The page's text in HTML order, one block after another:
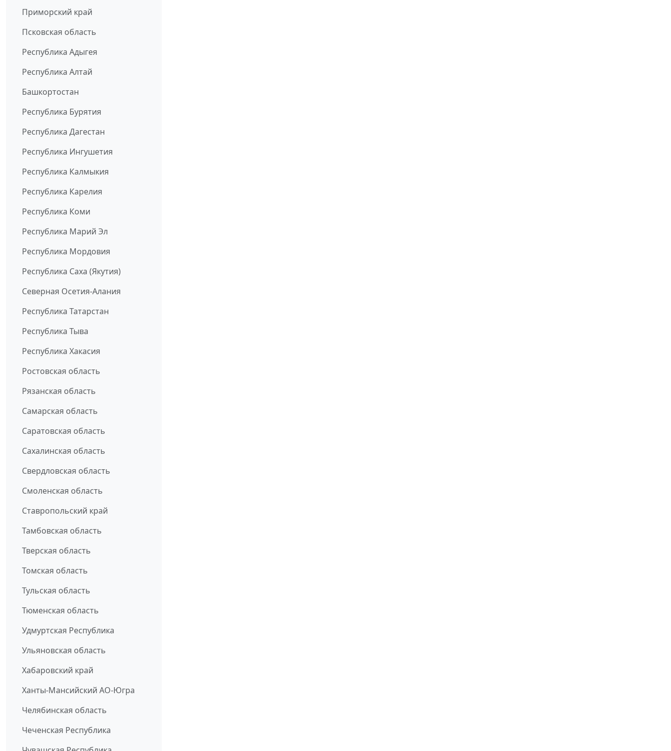
Приморский край
Псковская область
Республика Адыгея
Республика Алтай
Башкортостан
Республика Бурятия
Республика Дагестан
Республика Ингушетия
Республика Калмыкия
Республика Карелия
Республика Коми
Республика Марий Эл
Республика Мордовия
Республика Саха (Якутия)
Северная Осетия-Алания
Республика Татарстан
Республика Тыва
Республика Хакасия
Ростовская область
Рязанская область
Самарская область
Саратовская область
Сахалинская область
Свердловская область
Смоленская область
Ставропольский край
Тамбовская область
Тверская область
Томская область
Тульская область
Тюменская область
Удмуртская Республика
Ульяновская область
Хабаровский край
Ханты-Мансийский АО-Югра
Челябинская область
Чеченская Республика